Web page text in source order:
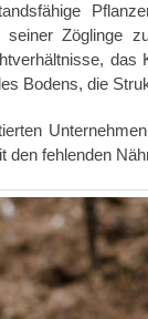
seiner
das
Bodens, die
den fehlenden